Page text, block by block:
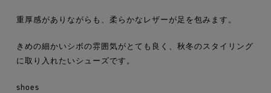
重厚感がありながらも、柔らかなレザーが足を包みます。
きめの細かいシボの雰囲気がとても良く、秋冬のスタイリング
に取り入れたいシューズです。
shoes